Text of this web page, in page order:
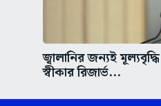
জ্বালানির জন্যই
স্বীকার রিজার্ভ...